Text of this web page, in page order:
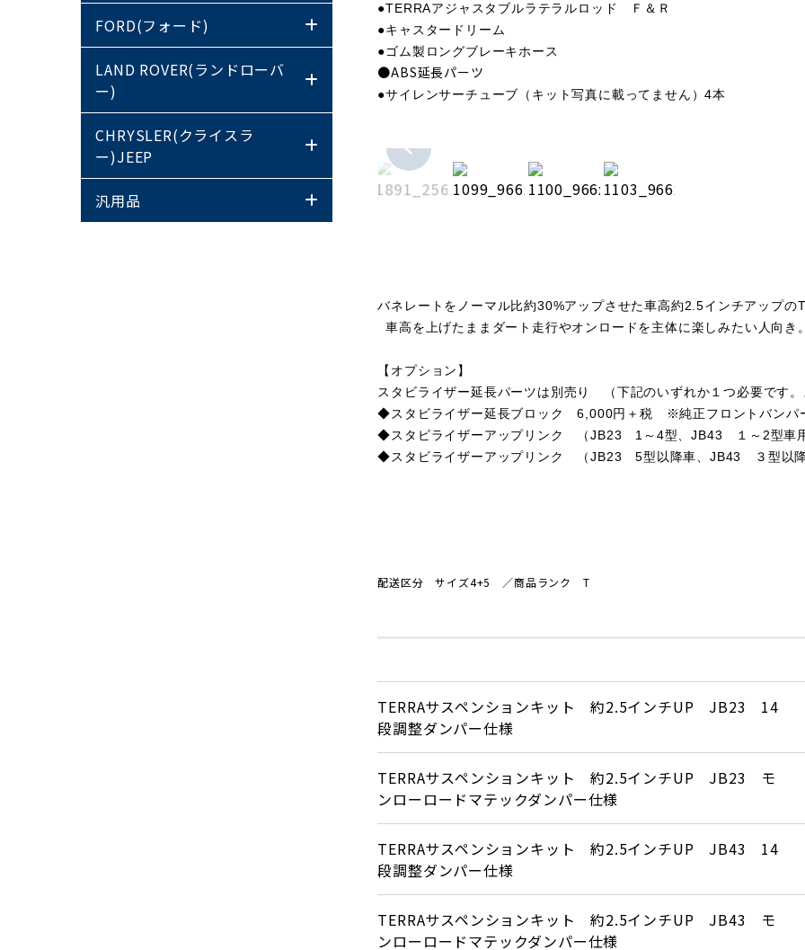
●TERRAアジャスタブルラテラルロッド Ｆ＆Ｒ
●キャスタードリーム
●ゴム製ロングブレーキホース
●ABS延長パーツ
●サイレンサーチューブ（キット写真に載ってません）4本
バネレートをノーマル比約30%アップさせた車高約2.5インチアップの
車高を上げたままダート走行やオンロードを主体に楽しみたい人向
【オプション】
スタビライザー延長パーツは別売り （下記のいずれか１つ必要です。
◆スタビライザー延長ブロック 6,000円＋税 ※純正フロントバンパ
◆スタビライザーアップリンク （JB23 1～4型、JB43 １～2型車
◆スタビライザーアップリンク （JB23 5型以降車、JB43 ３型以
配送区分 サイズ4+5 ／商品ランク T
TERRAサスペンションキット 約2.5インチUP JB23 14
段調整ダンパー仕様
TERRAサスペンションキット 約2.5インチUP JB23 モ
ンローロードマテックダンパー仕様
TERRAサスペンションキット 約2.5インチUP JB43 14
段調整ダンパー仕様
TERRAサスペンションキット 約2.5インチUP JB43 モ
ンローロードマテックダンパー仕様
FORD(フォード)
LAND ROVER(ランドローバ
ー)
CHRYSLER(クライスラ
ー)JEEP
汎用品